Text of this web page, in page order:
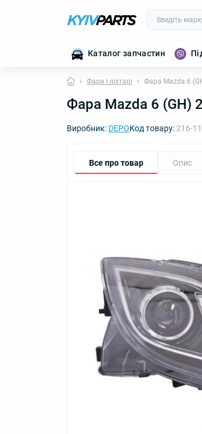
Каталог запчастин
Фари і ліхтарі Фара Mazda 6
Фара Mazda 6 (GH)
Виробник: DEPOКод товару:216-
Все про товар Опис